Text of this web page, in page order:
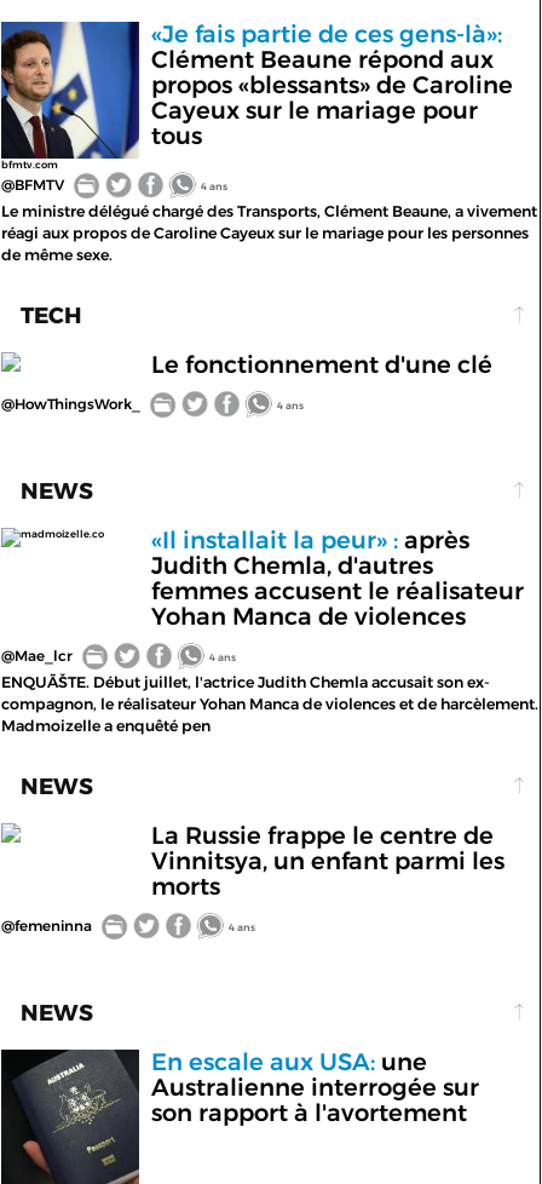
bfmtv.com
«Je fais partie de ces gens-là»:
Clément Beaune répond aux
propos «blessants» de Caroline
Cayeux sur le mariage pour
tous
@BFMTV 4 ans
Le ministre délégué chargé des Transports, Clément Beaune, a vivement
réagi aux propos de Caroline Cayeux sur le mariage pour les personnes
de même sexe.
TECH
Le fonctionnement d'une clé
@HowThingsWork_ 4 ans
NEWS
madmoizelle.co «Il installait la peur» :après
Judith Chemla, d'autres
femmes accusent le réalisateur
Yohan Manca de violences
@Mae_lcr 4 ans
ENQUÃŠTE. Début juillet, l'actrice Judith Chemla accusait son ex-
compagnon, le réalisateur Yohan Manca de violences et de harcèlement.
Madmoizelle a enquêté pen
NEWS
La Russie frappe le centre de
Vinnitsya, un enfant parmi les
morts
@femeninna 4 ans
NEWS
En escale aux USA:une
Australienne interrogée sur
son rapport à l'avortement